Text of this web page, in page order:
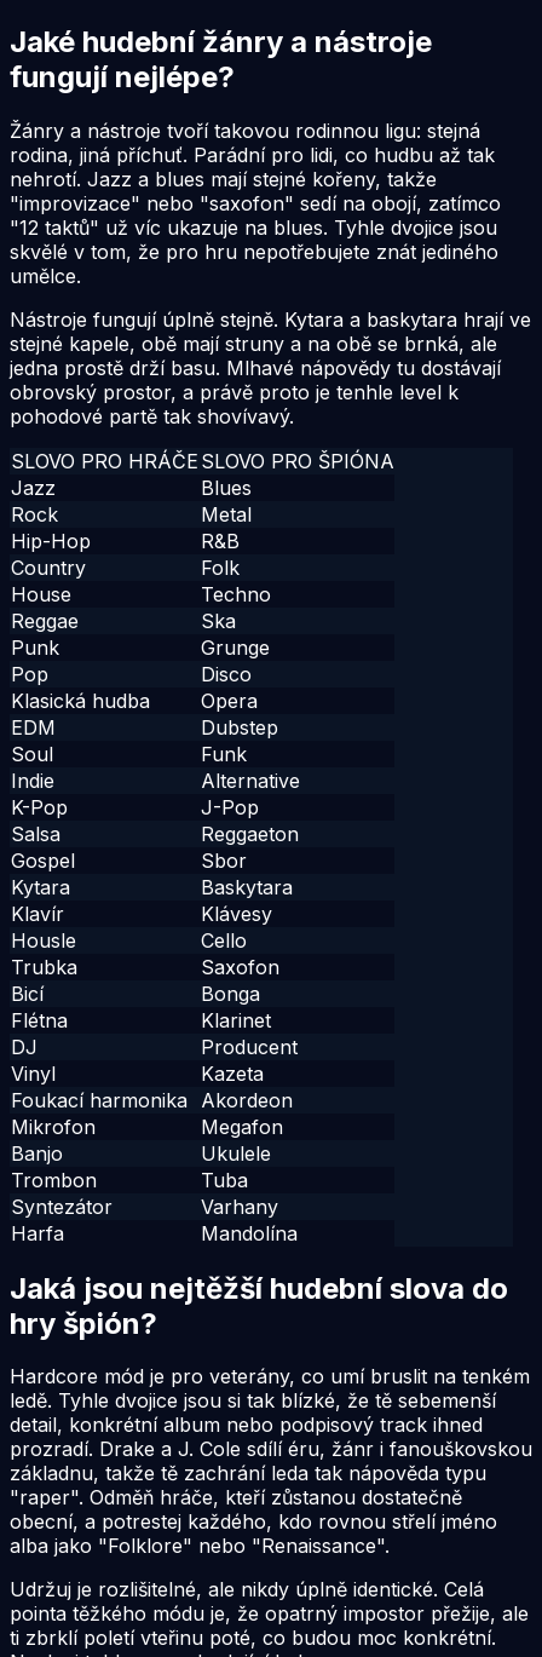
Jaké hudební žánry a nástroje
fungují nejlépe?
Žánry a nástroje tvoří takovou rodinnou ligu: stejná
rodina, jiná příchuť. Parádní pro lidi, co hudbu až tak
nehrotí. Jazz a blues mají stejné kořeny, takže
"improvizace" nebo "saxofon" sedí na obojí, zatímco
"12 taktů" už víc ukazuje na blues. Tyhle dvojice jsou
skvělé v tom, že pro hru nepotřebujete znát jediného
umělce.
Nástroje fungují úplně stejně. Kytara a baskytara hrají ve
stejné kapele, obě mají struny a na obě se brnká, ale
jedna prostě drží basu. Mlhavé nápovědy tu dostávají
obrovský prostor, a právě proto je tenhle level k
pohodové partě tak shovívavý.
SLOVO PRO HRÁČE SLOVO PRO ŠPIÓNA
Jazz
Blues
Rock
Metal
Hip-Hop
R&B
Country
Folk
House
Techno
Reggae
Ska
Punk
Grunge
Pop
Disco
Klasická hudba
Opera
EDM
Dubstep
Soul
Funk
Indie
Alternative
K-Pop
J-Pop
Salsa
Reggaeton
Gospel
Sbor
Kytara
Baskytara
Klavír
Klávesy
Housle
Cello
Trubka
Saxofon
Bicí
Bonga
Flétna
Klarinet
DJ
Producent
Vinyl
Kazeta
Foukací harmonika Akordeon
Mikrofon
Megafon
Banjo
Ukulele
Trombon
Tuba
Syntezátor
Varhany
Harfa
Mandolína
Jaká jsou nejtěžší hudební slova do
hry špión?
Hardcore mód je pro veterány, co umí bruslit na tenkém
ledě. Tyhle dvojice jsou si tak blízké, že tě sebemenší
detail, konkrétní album nebo podpisový track ihned
prozradí. Drake a J. Cole sdílí éru, žánr i fanouškovskou
základnu, takže tě zachrání leda tak nápověda typu
"raper". Odměň hráče, kteří zůstanou dostatečně
obecní, a potrestej každého, kdo rovnou střelí jméno
alba jako "Folklore" nebo "Renaissance".
Udržuj je rozlišitelné, ale nikdy úplně identické. Celá
pointa těžkého módu je, že opatrný impostor přežije, ale
ti zbrklí poletí vteřinu poté, co budou moc konkrétní.